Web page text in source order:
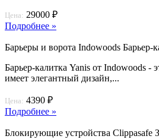
Цена: 29000 ₽
Подробнее »
Барьеры и ворота Indowoods Барьер-
Барьер-калитка Yanis от Indowoods
имеет элегантный дизайн,...
Цена: 4390 ₽
Подробнее »
Блокирующие устройства Clippasafe